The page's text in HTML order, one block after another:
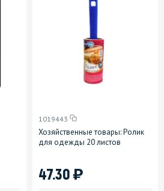
1019443
Хозяйственные товары: Ролик
для одежды 20 листов
47.30)